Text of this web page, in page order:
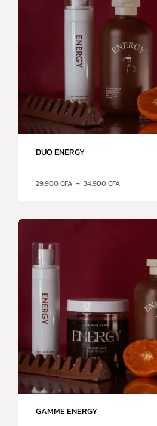
DUO ENERGY
29.900CFA – 34.900CFA
GAMME ENERGY